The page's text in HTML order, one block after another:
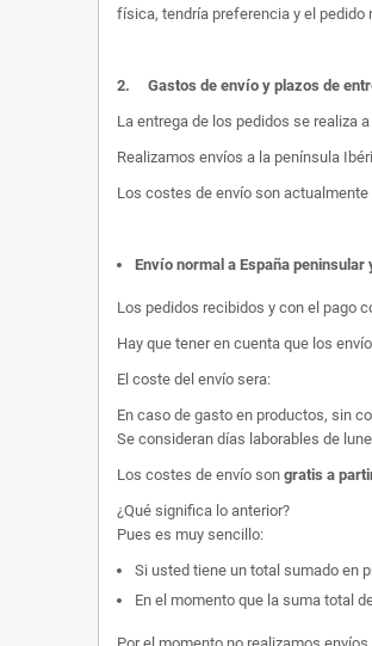
física, tendría preferencia y el
2. Gastos de envío y plazos de
La entrega de los pedidos se realiza
Realizamos envíos a la península
Los costes de envío son actualmente
Envío normal a España peninsular
Los pedidos recibidos y con el pago
Hay que tener en cuenta que los
El coste del envío sera:
En caso de gasto en productos, sin
Se consideran días laborables de
Los costes de envío son gratis a
¿Qué significa lo anterior?
Pues es muy sencillo:
Si usted tiene un total sumado en
En el momento que la suma total